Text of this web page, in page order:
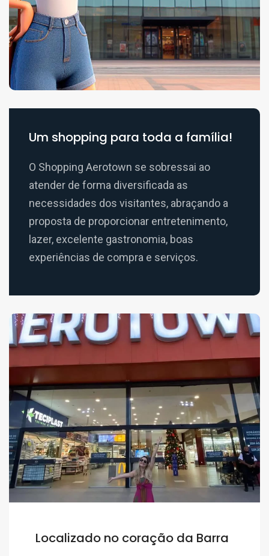
Um shopping para toda a família!
O Shopping Aerotown se sobressai ao
atender de forma diversificada as
necessidades dos visitantes, abraçando a
proposta de proporcionar entretenimento,
lazer, excelente gastronomia, boas
experiências de compra e serviços.
Localizado no coração da Barra